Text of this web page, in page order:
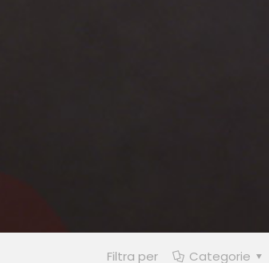
Filtra per Categorie